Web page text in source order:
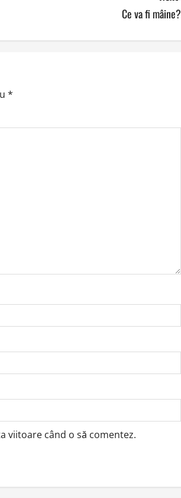
Ce va fi mâine?
*
viitoare când o să comentez.